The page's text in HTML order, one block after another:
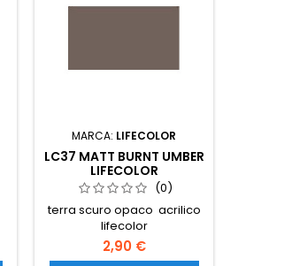
MARCA: LIFECOLOR
LC37 MATT BURNT UMBER
LIFECOLOR
(0)
terra scuro opaco acrilico
lifecolor
2,90 €